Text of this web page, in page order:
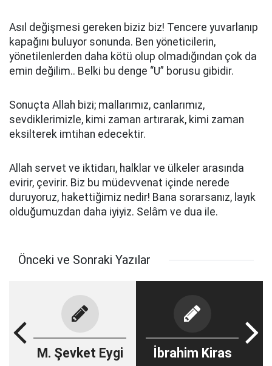
Asıl değişmesi gereken biziz biz! Tencere yuvarlanıp
kapağını buluyor sonunda. Ben yöneticilerin,
yönetilenlerden daha kötü olup olmadığından çok da
emin değilim.. Belki bu denge “U” borusu gibidir.
Sonuçta Allah bizi; mallarımız, canlarımız,
sevdiklerimizle, kimi zaman artırarak, kimi zaman
eksilterek imtihan edecektir.
Allah servet ve iktidarı, halklar ve ülkeler arasında
evirir, çevirir. Biz bu müdevvenat içinde nerede
duruyoruz, hakettiğimiz nedir! Bana sorarsanız, layık
olduğumuzdan daha iyiyiz. Selâm ve dua ile.
Önceki ve Sonraki Yazılar
M. Şevket Eygi İbrahim Kiras